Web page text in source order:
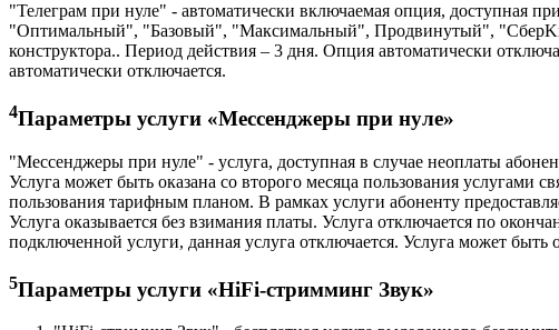
"Телеграм при нуле" - автоматически включаемая опция, доступная
"Оптимальный", "Базовый", "Максимальный", Продвинутый",
конструктора.. Период действия – 3 дня. Опция автоматически
автоматически отключается.
4Параметры услуги «Мессенджеры при нуле»
"Мессенджеры при нуле" - услуга, доступная в случае неоплаты
Услуга может быть оказана со второго месяца пользования
пользования тарифным планом. В рамках услуги абоненту
Услуга оказывается без взимания платы. Услуга отключается по
подключенной услуги, данная услуга отключается. Услуга может
5Параметры услуги «HiFi-стримминг Звук»